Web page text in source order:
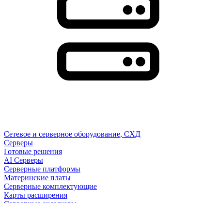
Сетевое и серверное оборудование, СХД
Cерверы
Готовые решения
AI Серверы
Серверные платформы
Материнские платы
Серверные комплектующие
Карты расширения